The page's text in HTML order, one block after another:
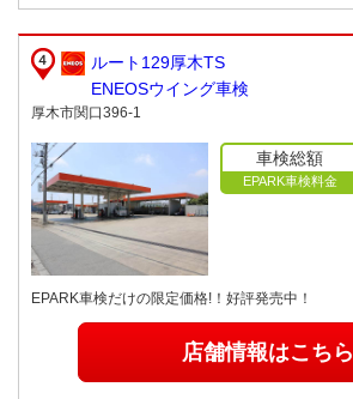
ルート129厚木TS
ENEOSウイング車検
厚木市関口396-1
車検総額
EPARK車検料金
EPARK車検だけの限定価格!！好評発売中！
店舗情報はこちら